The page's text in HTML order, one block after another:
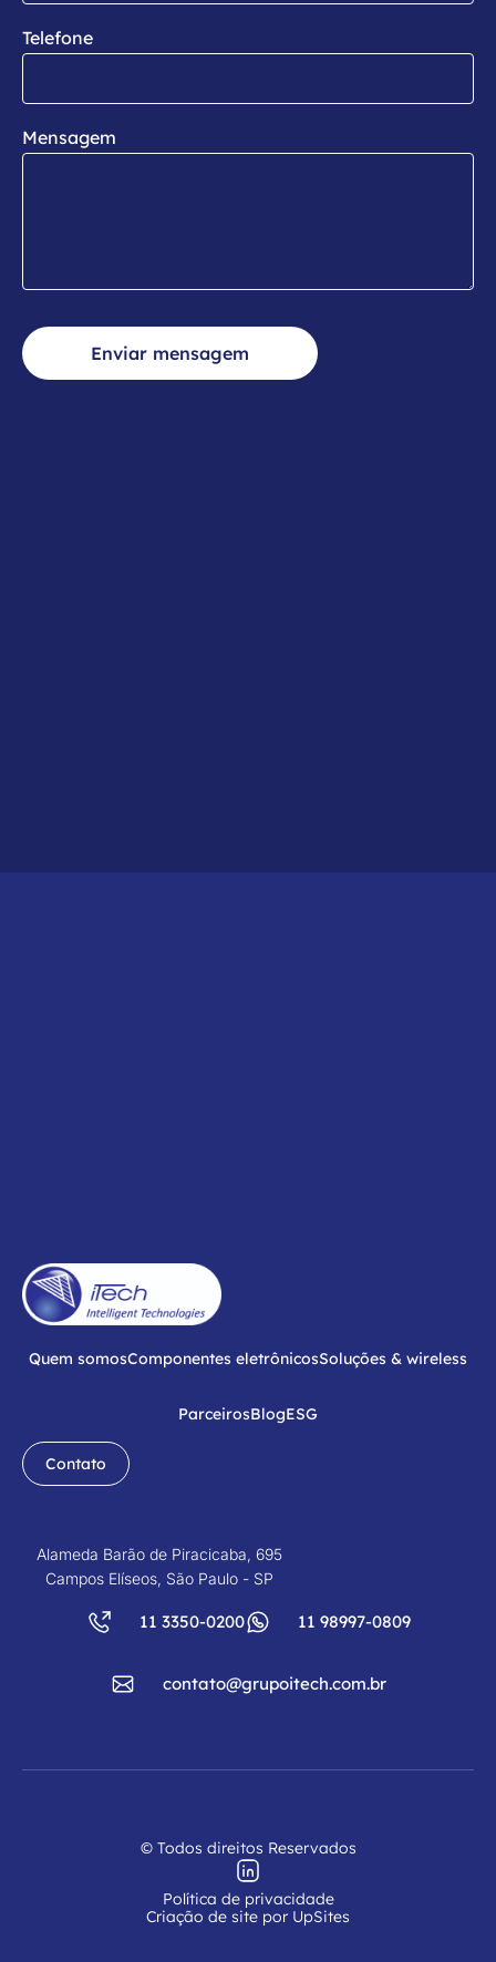
Telefone
Mensagem
Enviar mensagem
Quem somosComponentes eletrônicosSoluções & wireless
ParceirosBlogESG
Contato
Alameda Barão de Piracicaba, 695
Campos Elíseos, São Paulo - SP
11 3350-0200 11 98997-0809
contato@grupoitech.com.br
© Todos direitos Reservados
Política de privacidade
Criação de site por UpSites